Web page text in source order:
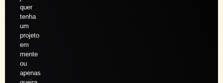
quer
tenha
um
projeto
em
mente
ou
apenas